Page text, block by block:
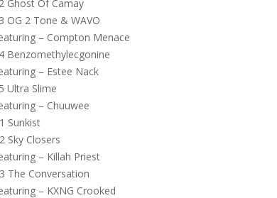
Ghost Of Camay
OG 2 Tone & WAVO
– Compton Menace
Benzomethylecgonine
– Estee Nack
Ultra Slime
– Chuuwee
Sunkist
Sky Closers
– Killah Priest
The Conversation
– KXNG Crooked